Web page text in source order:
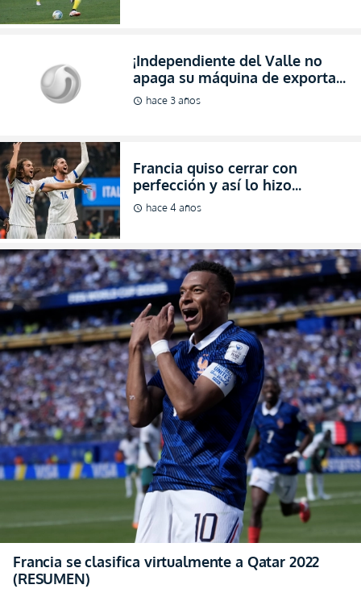
¡Independiente del Valle no
apaga su máquina de exportar!
(FOTO)
schedule hace 3 años
Francia quiso cerrar con
perfección y así lo hizo
(RESUMEN)
schedule hace 4 años
Francia se clasifica virtualmente a Qatar 2022
(RESUMEN)